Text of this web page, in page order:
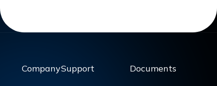
CompanySupport Documents